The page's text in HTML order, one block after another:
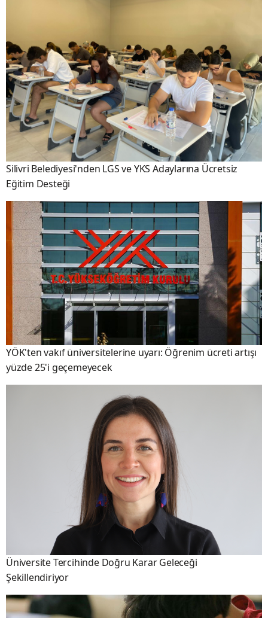
Silivri Belediyesi'nden LGS ve YKS Adaylarına Ücretsiz
Eğitim Desteği
YÖK'ten vakıf üniversitelerine uyarı: Öğrenim ücreti artışı
yüzde 25'i geçemeyecek
Üniversite Tercihinde Doğru Karar Geleceği
Şekillendiriyor